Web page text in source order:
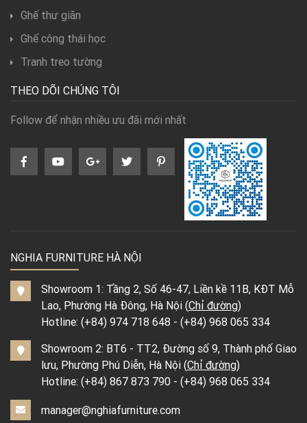
Ghế thư giãn
Ghế công thái học
Tranh treo tường
THEO DÕI CHÚNG TÔI
Follow để nhận nhiều ưu đãi mới nhất
NGHIA FURNITURE HÀ NỘI
Showroom 1: Tầng 2, Số 46-47, Liền kề 11B, KĐT Mỗ
Lao, Phường Hà Đông, Hà Nội (Chỉ đường)
Hotline: (+84) 974 718 648 - (+84) 968 065 334
Showroom 2: BT6 - TT2, Đường số 9, Thành phố Giao
lưu, Phường Phú Diễn, Hà Nội (Chỉ đường)
Hotline: (+84) 867 873 790 - (+84) 968 065 334
manager@nghiafurniture.com